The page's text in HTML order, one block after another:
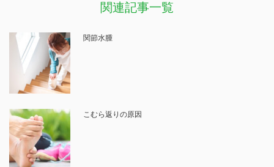
関連記事一覧
関節水腫
こむら返りの原因